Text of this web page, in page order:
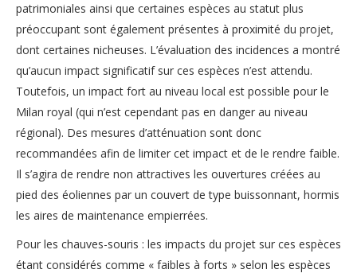
patrimoniales ainsi que certaines espèces au statut plus
préoccupant sont également présentes à proximité du projet,
dont certaines nicheuses. L’évaluation des incidences a montré
qu’aucun impact significatif sur ces espèces n’est attendu.
Toutefois, un impact fort au niveau local est possible pour le
Milan royal (qui n’est cependant pas en danger au niveau
régional). Des mesures d’atténuation sont donc
recommandées afin de limiter cet impact et de le rendre faible.
Il s’agira de rendre non attractives les ouvertures créées au
pied des éoliennes par un couvert de type buissonnant, hormis
les aires de maintenance empierrées.
Pour les chauves-souris : les impacts du projet sur ces espèces
étant considérés comme « faibles à forts » selon les espèces